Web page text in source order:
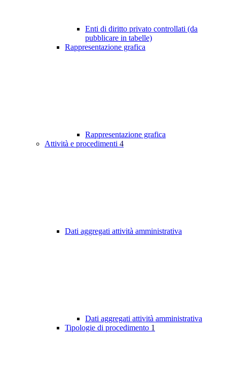
Enti di diritto privato controllati (da
pubblicare in tabelle)
Rappresentazione grafica
Rappresentazione grafica
Attività e procedimenti 4
Dati aggregati attività amministrativa
Dati aggregati attività amministrativa
Tipologie di procedimento 1